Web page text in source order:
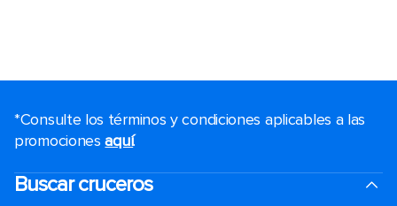
*Consulte los términos y condiciones aplicables a las
promocionesaquí.
Buscar cruceros